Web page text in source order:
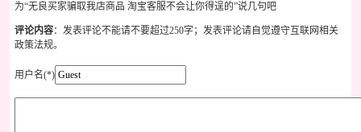
为“无良买家骗取我店商品 淘宝客服不会让你得逞的”说几句吧
评论内容：发表评论不能请不要超过250字；发表评论请自觉遵守互联网相关
政策法规。
用户名(*)